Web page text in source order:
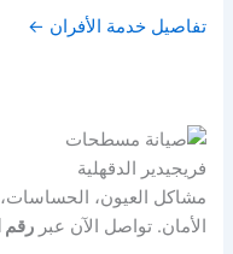
تفاصيل خدمة الأفران ←
مشاكل العيون،
الأمان. تواصل الآن عبررقم